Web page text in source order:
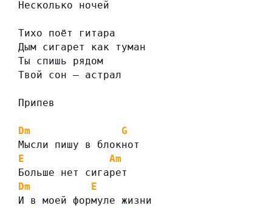
Несколько ночей
Тихо поёт гитара
Дым сигарет как туман
Ты спишь рядом
Твой сон — астрал
Припев
Dm
G
Мысли пишу в блокнот
E
Am
Больше нет сигарет
Dm
E
И в моей формуле жизни